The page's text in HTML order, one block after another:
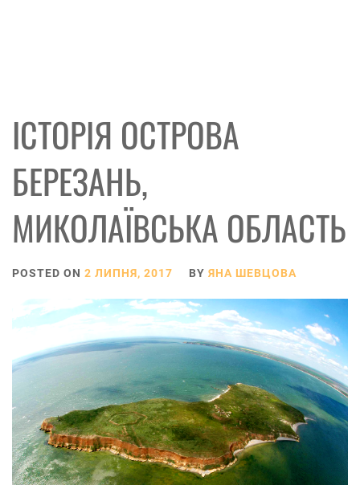
ІСТОРІЯ ОСТРОВА
БЕРЕЗАНЬ,
МИКОЛАЇВСЬКА ОБЛАСТЬ
POSTED ON 2 ЛИПНЯ, 2017 BY ЯНА ШЕВЦОВА